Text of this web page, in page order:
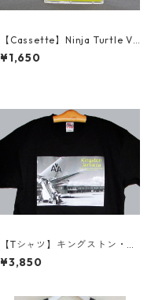
【Cassette】Ninja Turtle Vo
l.3 / V.A
¥1,650
【Tシャツ】キングストン・ノ
ーマン・マンレー国際空港シ
リーズ
¥3,850